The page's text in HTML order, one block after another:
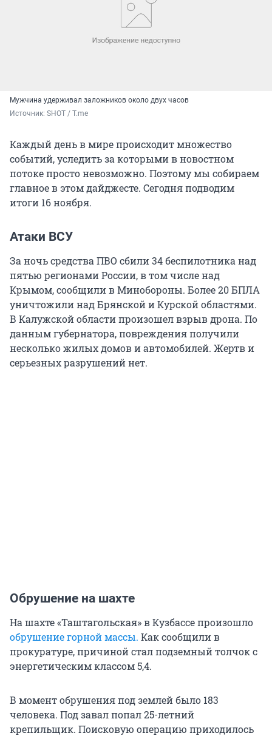
Мужчина удерживал заложников около двух часов
Источник: SHOT / T.me
Каждый день в мире происходит множество
событий, уследить за которыми в новостном
потоке просто невозможно. Поэтому мы собираем
главное в этом дайджесте. Сегодня подводим
итоги 16 ноября.
Атаки ВСУ
За ночь средства ПВО сбили 34 беспилотника над
пятью регионами России, в том числе над
Крымом, сообщили в Минобороны. Более 20 БПЛА
уничтожили над Брянской и Курской областями.
В Калужской области произошел взрыв дрона. По
данным губернатора, повреждения получили
несколько жилых домов и автомобилей. Жертв и
серьезных разрушений нет.
Обрушение на шахте
На шахте «Таштагольская» в Кузбассе произошло
обрушение горной массы. Как сообщили в
прокуратуре, причиной стал подземный толчок с
энергетическим классом 5,4.
В момент обрушения под землей было 183
человека. Под завал попал 25-летний
крепильщик. Поисковую операцию приходилось